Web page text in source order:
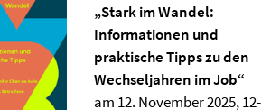
„Stark im Wandel:
Informationen und
praktische Tipps zu den
Wechseljahren im Job“
am 12. November 2025, 12-